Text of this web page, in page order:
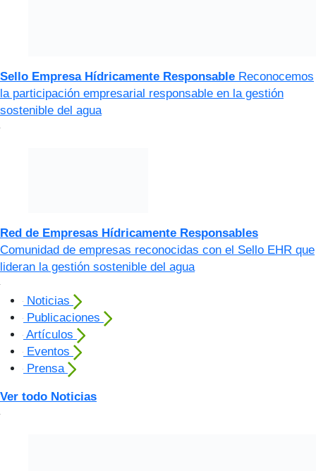
Sello Empresa Hídricamente Responsable Reconocemos
la participación empresarial responsable en la gestión
sostenible del agua
Red de Empresas Hídricamente Responsables
Comunidad de empresas reconocidas con el Sello EHR que
lideran la gestión sostenible del agua
Noticias
Publicaciones
Artículos
Eventos
Prensa
Ver todo Noticias